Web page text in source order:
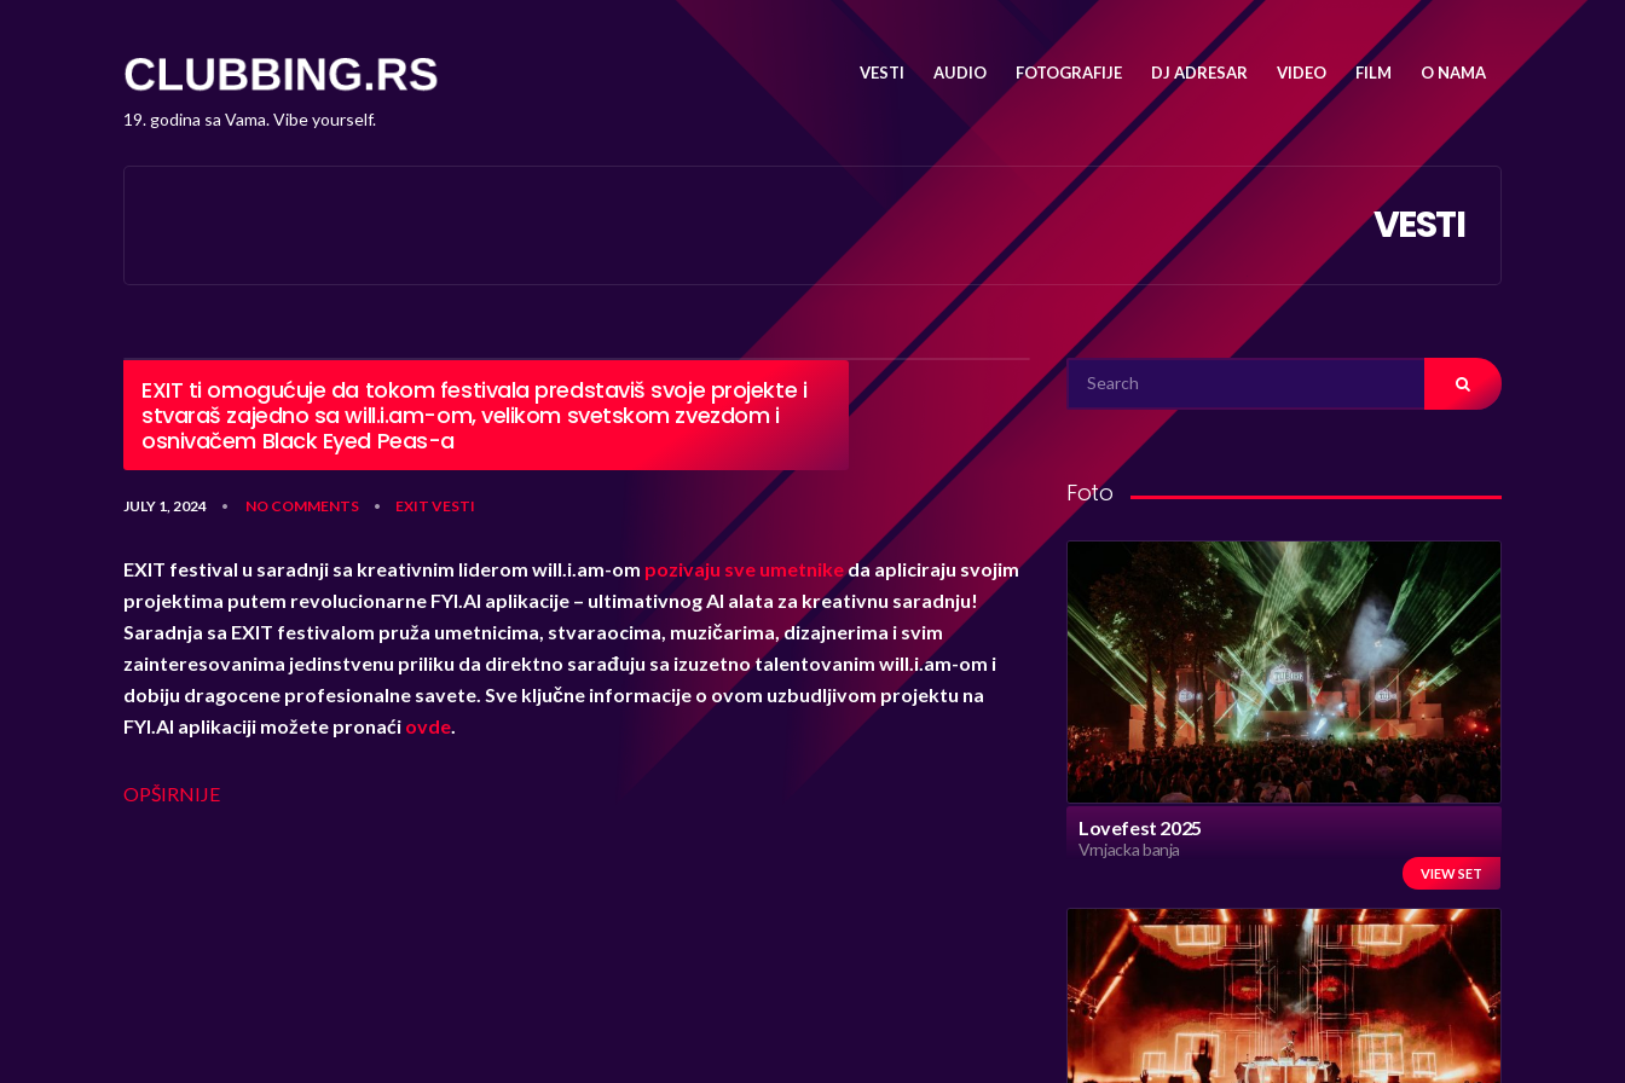
19. godina sa Vama. Vibe yourself.
VESTI AUDIO FOTOGRAFIJE DJ ADRESAR VIDEO FILM O NAMA
VESTI
EXIT ti omogućuje da tokom festivala predstaviš svoje projekte i
stvaraš zajedno sa will.i.am-om, velikom svetskom zvezdom i
osnivačem Black Eyed Peas-a
JULY 1, 2024 • NO COMMENTS • EXIT VESTI
EXIT festival u saradnji sa kreativnim liderom will.i.am-om pozivaju sve umetnikeda apliciraju svojim
projektima putem revolucionarne FYI.AI aplikacije – ultimativnog AI alata za kreativnu saradnju!
Saradnja sa EXIT festivalom pruža umetnicima, stvaraocima, muzičarima, dizajnerima i svim
zainteresovanima jedinstvenu priliku da direktno sarađuju sa izuzetno talentovanim will.i.am-om i
dobiju dragocene profesionalne savete. Sve ključne informacije o ovom uzbudljivom projektu na
FYI.AI aplikaciji možete pronaći ovde.
OPŠIRNIJE
SEARCH
FOR:
Foto
Lovefest 2025
Vrnjacka banja
VIEW SET